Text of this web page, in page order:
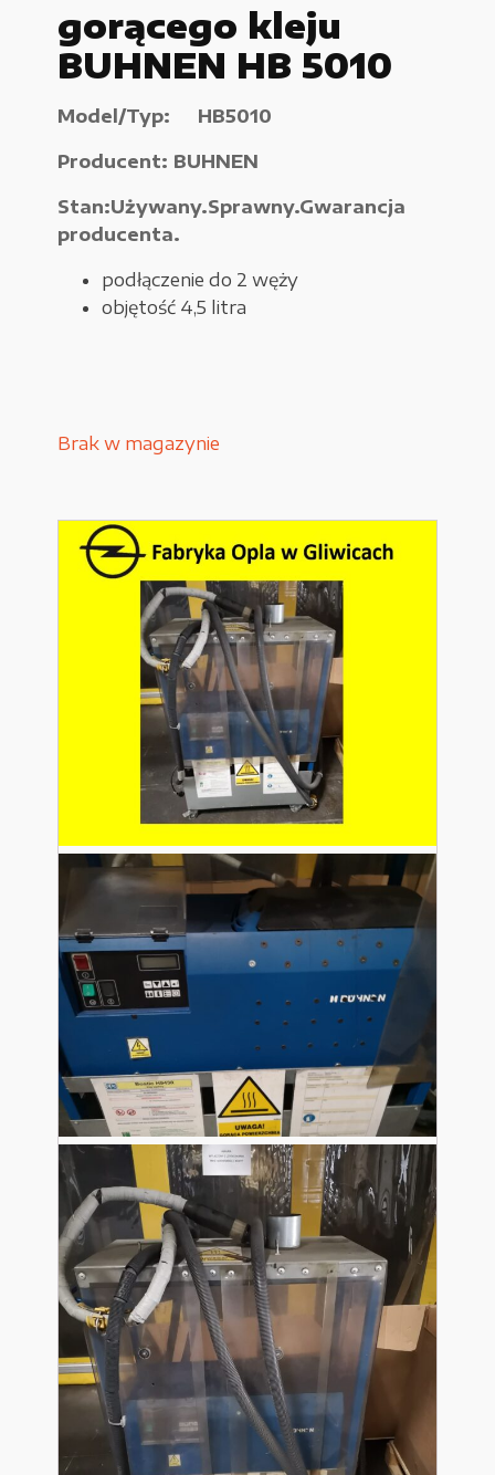
Urządzenia elektryczne
Urządzenia pneumatyczne i hydrauliczne
Używane narzędzia warsztatowe
Pozostałe
WYPRZEDAŻE
Regulamin sklepu
gorącego kleju
BUHNEN HB 5010
Model/Typ: HB5010
Producent: BUHNEN
Stan:Używany.Sprawny.Gwarancja
producenta.
podłączenie do 2 węży
objętość 4,5 litra
Brak w magazynie